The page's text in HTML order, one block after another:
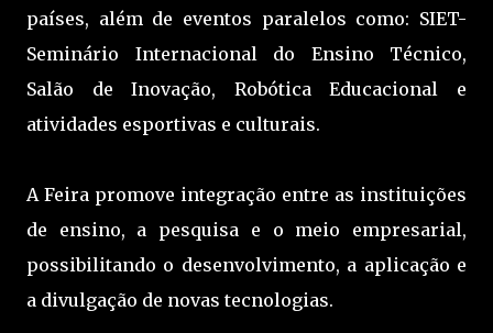
países, além de eventos paralelos como: SIET-
Seminário Internacional do Ensino Técnico,
Salão de Inovação, Robótica Educacional e
atividades esportivas e culturais.
A Feira promove integração entre as instituições
de ensino, a pesquisa e o meio empresarial,
possibilitando o desenvolvimento, a aplicação e
a divulgação de novas tecnologias.